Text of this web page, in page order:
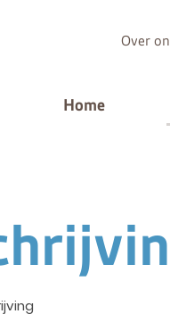
Over
Home